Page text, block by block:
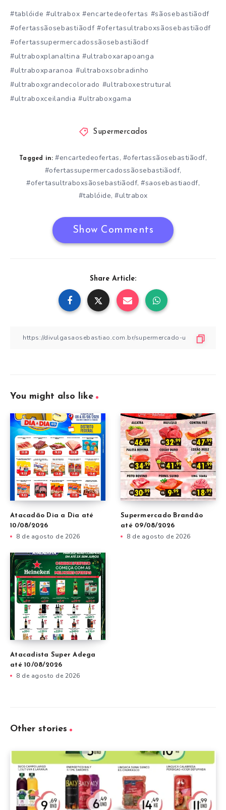
#tablóide #ultrabox #encartedeofertas #sãosebastiãodf
#ofertassãosebastiãodf #ofertasultraboxsãosebastiãodf
#ofertassupermercadossãosebastiãodf
#ultraboxplanaltina #ultraboxarapoanga
#ultraboxparanoa #ultraboxsobradinho
#ultraboxgrandecolorado #ultraboxestrutural
#ultraboxceilandia #ultraboxgama
Supermercados
Tagged in: #encartedeofertas, #ofertassãosebastiãodf,
#ofertassupermercadossãosebastiãodf,
#ofertasultraboxsãosebastiãodf, #saosebastiaodf,
#tablóide, #ultrabox
Show Comments
Share Article:
You might also like
Atacadão Dia a Dia até
10/08/2026
8 de agosto de 2026
Supermercado Brandão
até 09/08/2026
8 de agosto de 2026
Atacadista Super Adega
até 10/08/2026
8 de agosto de 2026
Other stories